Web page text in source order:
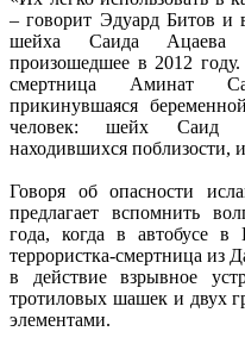
– говорит Эдуард Битов и
шейха Саида Ацаева
произошедшее в 2012
смертница Аминат
прикинувшаяся
человек: шейх Саид
находившихся поблизости,
Говоря об опасности
предлагает вспомнить
года, когда в автобусе в
террористка-смертница из
в действие взрывное
тротиловых шашек и двух
элементами.